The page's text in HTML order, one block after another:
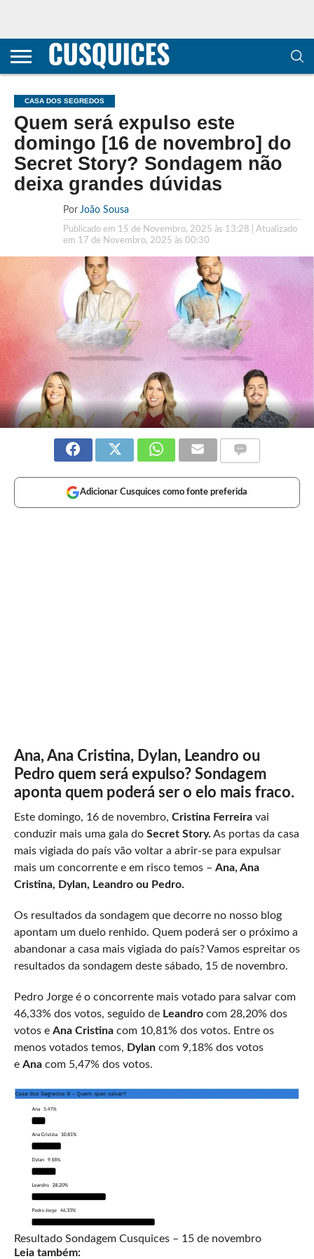
CONTACTOS
HOME
POLÍTICA DE
E COOKIES
SOBRE
TERMOS E
TRANSPARÊNCIA
METODOLOGIA
CASA DOS SEGREDOS
Quem será expulso este
domingo [16 de novembro] do
Secret Story? Sondagem não
deixa grandes dúvidas
Por João Sousa
Publicado em 15 de Novembro, 2025 às 13:28
| Atualizado
em 17 de Novembro, 2025 às 00:30
Adicionar Cusquices como fonte preferida
Ana, Ana Cristina, Dylan, Leandro ou
Pedro quem será expulso? Sondagem
aponta quem poderá ser o elo mais fraco.
Este domingo, 16 de novembro, Cristina Ferreira vai
conduzir mais uma gala do Secret Story. As portas da casa
mais vigiada do país vão voltar a abrir-se para expulsar
mais um concorrente e em risco temos – Ana, Ana
Cristina, Dylan, Leandro ou Pedro.
Os resultados da sondagem que decorre no nosso blog
apontam um duelo renhido. Quem poderá ser o próximo a
abandonar a casa mais vigiada do país? Vamos espreitar os
resultados da sondagem deste sábado, 15 de novembro.
Pedro Jorge é o concorrente mais votado para salvar com
46,33% dos votos, seguido de Leandro com 28,20% dos
votos e Ana Cristinacom 10,81% dos votos. Entre os
menos votados temos, Dylan com 9,18% dos votos
e Anacom 5,47% dos votos.
Resultado Sondagem Cusquices – 15 de novembro
Leia também: